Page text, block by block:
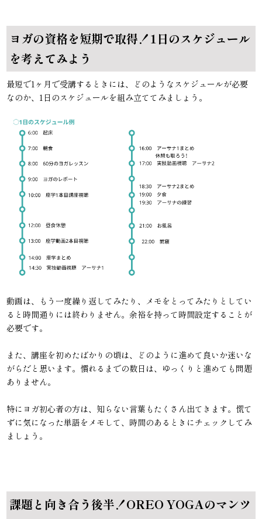
ヨガの資格を短期で取得！1日のスケジュール
を考えてみよう
最短で1ヶ月で受講するときには、どのようなスケジュールが必要
なのか、1日のスケジュールを組み立ててみましょう。
動画は、もう一度繰り返してみたり、メモをとってみたりとしてい
ると時間通りには終わりません。余裕を持って時間設定することが
必要です。
また、講座を初めたばかりの頃は、どのように進めて良いか迷いな
がらだと思います。慣れるまでの数日は、ゆっくりと進めても問題
ありません。
特にヨガ初心者の方は、知らない言葉もたくさん出てきます。慌て
ずに気になった単語をメモして、時間のあるときにチェックしてみ
ましょう。
課題と向き合う後半！OREO YOGAのマンツ